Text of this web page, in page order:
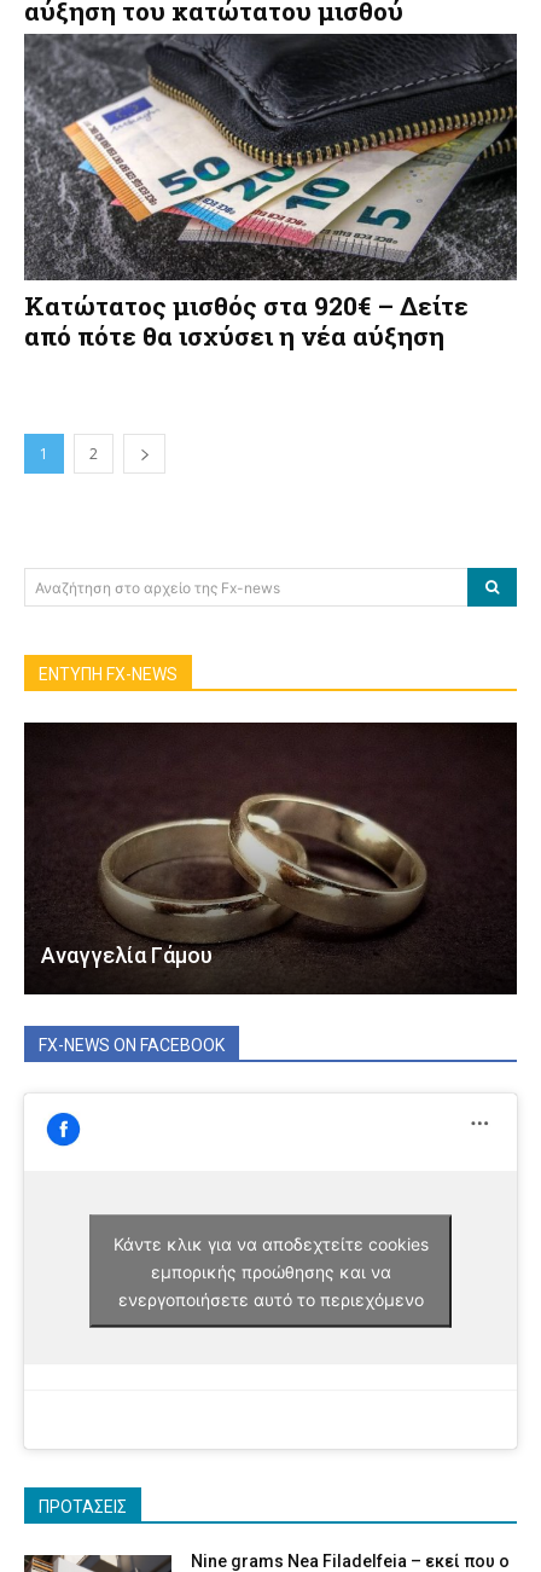
αύξηση του κατώτατου μισθού
Κατώτατος μισθός στα 920€ – Δείτε
από πότε θα ισχύσει η νέα αύξηση
1 2
Αναζήτηση στο αρχείο της Fx-news
ΕΝΤΥΠΗ FX-NEWS
Αναγγελία Γάμου
FX-NEWS ON FACEBOOK
Κάντε κλικ για να αποδεχτείτε cookies
εμπορικής προώθησης και να
ενεργοποιήσετε αυτό το περιεχόμενο
ΠΡΟΤΑΣΕΙΣ
Nine grams Nea Filadelfeia – εκεί που ο